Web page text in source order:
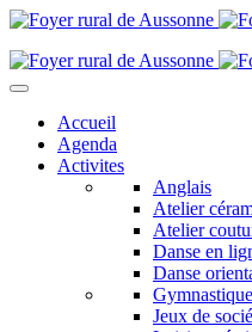
Accueil
Agenda
Activites
Anglais
Atelier
Atelier
Danse en
Danse
Gymnastique
Jeux de